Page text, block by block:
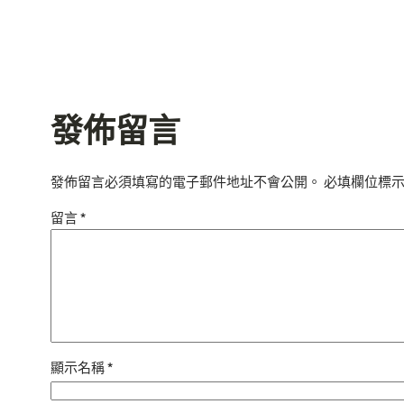
發佈留言
發佈留言必須填寫的電子郵件地址不會公開。 必填欄位標
留言*
顯示名稱*